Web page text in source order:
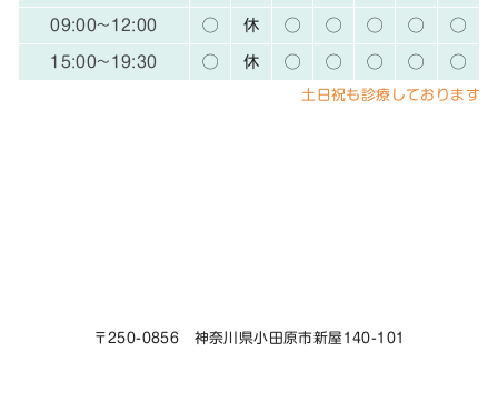
09:00~12:00 ◯ 休 ◯ ◯ ◯ ◯ ◯
15:00~19:30 ◯ 休 ◯ ◯ ◯ ◯ ◯
土日祝も診療しております
〒250-0856 神奈川県小田原市新屋140-101